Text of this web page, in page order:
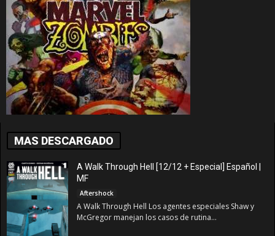
MAS DESCARGADO
A Walk Through Hell [12/12 + Especial] Español |
MF
Aftershock
A Walk Through Hell Los agentes especiales Shaw y
McGregor manejan los casos de rutina...